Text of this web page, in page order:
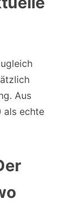
Aus
als echte